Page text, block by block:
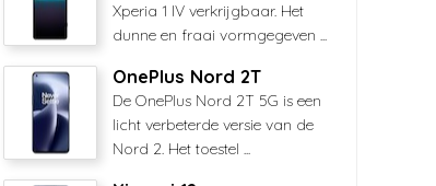
Xperia 1 IV verkrijgbaar. Het
dunne en fraai vormgegeven ...
OnePlus Nord 2T
De OnePlus Nord 2T 5G is een
licht verbeterde versie van de
Nord 2. Het toestel ...